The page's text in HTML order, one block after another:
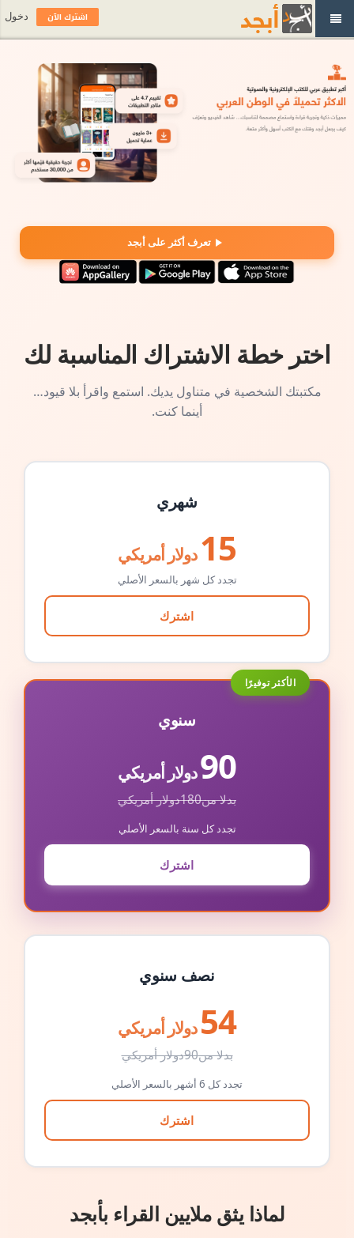
تعرف أكثر على أبجد
اختر خطة الاشتراك المناسبة لك
مكتبتك الشخصية في متناول يديك. استمع واقرأ بلا قيود…
أينما كنت.
شهري
15 دولار أمريكي
تجدد كل شهر بالسعر الأصلي
اشترك
الأكثر توفيرًا
سنوي
90دولار أمريكي
بدلا من180دولار أمريكي
تجدد كل سنة بالسعر الأصلي
اشترك
نصف سنوي
54 دولار أمريكي
بدلا من90دولار أمريكي
تجدد كل 6 أشهر بالسعر الأصلي
اشترك
لماذا يثق ملايين القراء بأبجد
اشترك الآن دخول